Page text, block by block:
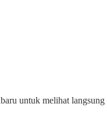
untuk melihat